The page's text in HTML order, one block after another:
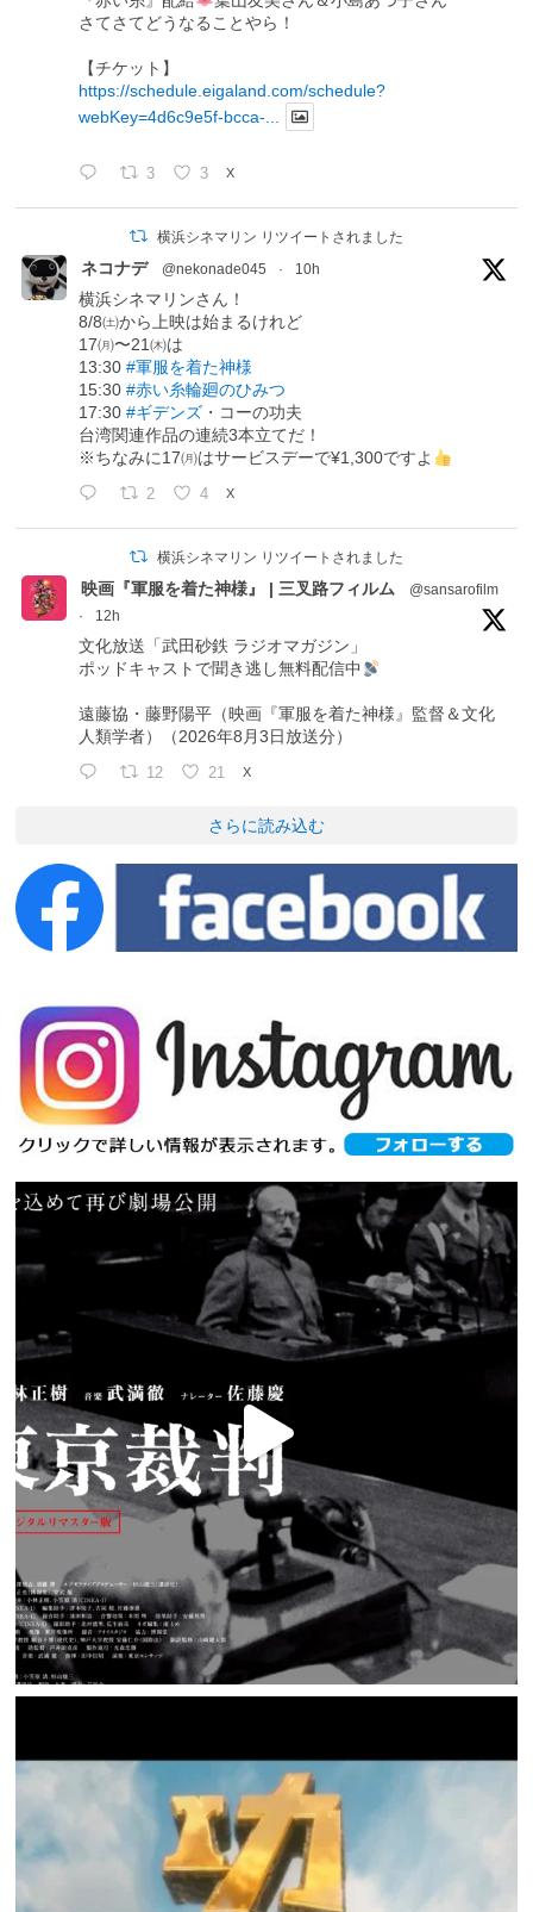
さてさてどうなることやら！
【チケット】
https://schedule.eigaland.com/schedule?
webKey=4d6c9e5f-bcca-...
3 3 X
横浜シネマリン リツイートされました
ネコナデ @nekonade045 · 10h
横浜シネマリンさん！
8/8㈯から上映は始まるけれど
17㈪〜21㈭は
13:30#軍服を着た神様
15:30#赤い糸輪廻のひみつ
17:30#ギデンズ ・コーの功夫
台湾関連作品の連続3本立てだ！
※ちなみに17㈪はサービスデーで¥1,300ですよ
2 4 X
横浜シネマリン リツイートされました
映画『軍服を着た神様』 | 三叉路フィルム
@sansarofilm
·
12h
文化放送「武田砂鉄 ラジオマガジン」
ポッドキャストで聞き逃し無料配信中
遠藤協・藤野陽平（映画『軍服を着た神様』監督＆文化
人類学者）（2026年8月3日放送分）
12 21 X
さらに読み込む